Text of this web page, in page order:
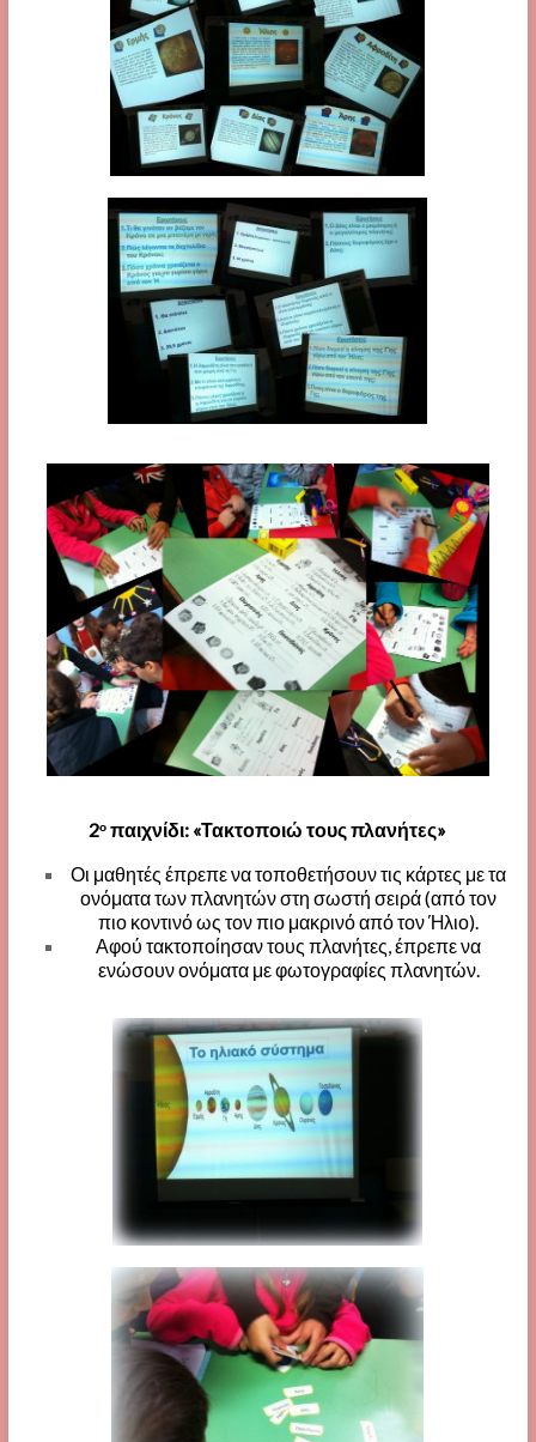
2ο παιχνίδι: «Τακτοποιώ τους πλανήτες»
Οι μαθητές έπρεπε να τοποθετήσουν τις κάρτες με τα
ονόματα των πλανητών στη σωστή σειρά (από τον
πιο κοντινό ως τον πιο μακρινό από τον Ήλιο).
Αφού τακτοποίησαν τους πλανήτες, έπρεπε να
ενώσουν ονόματα με φωτογραφίες πλανητών.